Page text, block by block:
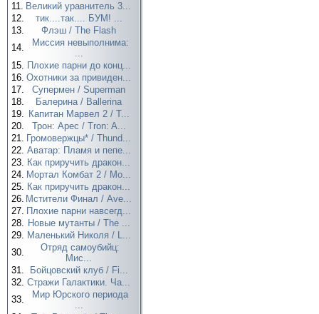
11. Великий уравнитель 3...
12.
тик....так.... БУМ! ...
13.
Флэш / The Flash
14.
Миссия невыполнима:
...
15. Плохие парни до конц...
16. Охотники за привиден...
17.
Супермен / Superman
18.
Балерина / Ballerina
19. Капитан Марвел 2 / T...
20.
Трон: Арес / Tron: A...
21. Громовержцы* / Thund...
22. Аватар: Пламя и пепе...
23. Как приручить дракон...
24. Мортал Комбат 2 / Mo...
25. Как приручить дракон...
26. Мстители Финал / Ave...
27. Плохие парни навсегд...
28. Новые мутанты / The ...
29. Маленький Николя / L...
30.
Отряд самоубийц:
Мис...
31.
Бойцовский клуб / Fi...
32. Стражи Галактики. Ча...
33.
Мир Юрского периода
...